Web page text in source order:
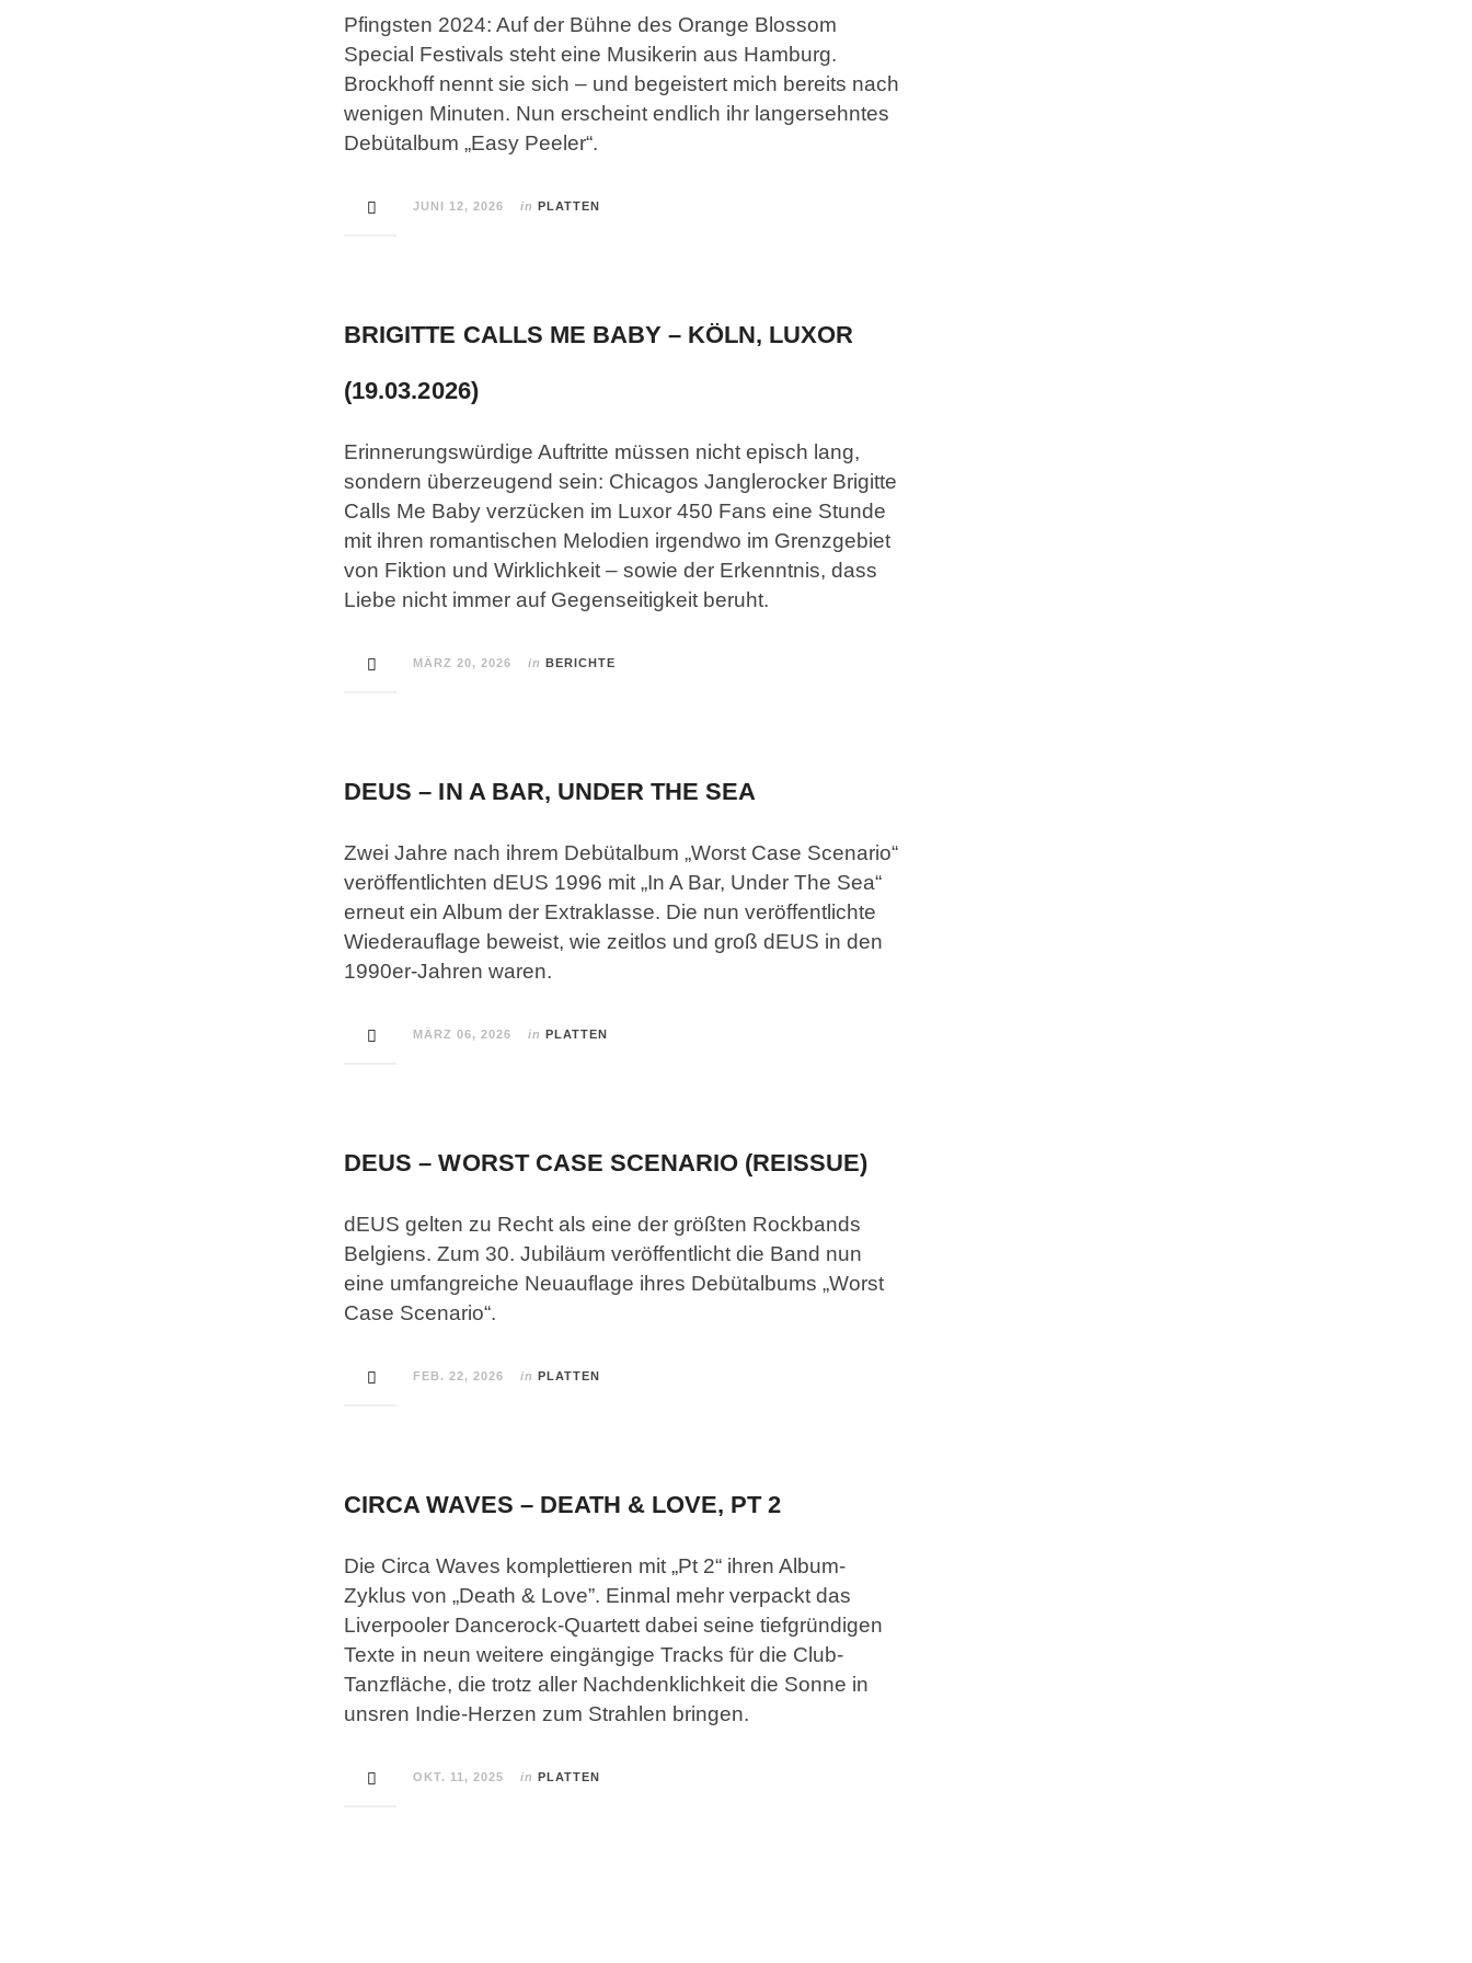
Pfingsten 2024: Auf der Bühne des Orange Blossom
Special Festivals steht eine Musikerin aus Hamburg.
Brockhoff nennt sie sich – und begeistert mich bereits nach
wenigen Minuten. Nun erscheint endlich ihr langersehntes
Debütalbum „Easy Peeler“.
JUNI 12, 2026 in PLATTEN
BRIGITTE CALLS ME BABY – KÖLN, LUXOR
(19.03.2026)
Erinnerungswürdige Auftritte müssen nicht episch lang,
sondern überzeugend sein: Chicagos Janglerocker Brigitte
Calls Me Baby verzücken im Luxor 450 Fans eine Stunde
mit ihren romantischen Melodien irgendwo im Grenzgebiet
von Fiktion und Wirklichkeit – sowie der Erkenntnis, dass
Liebe nicht immer auf Gegenseitigkeit beruht.
MÄRZ 20, 2026 in BERICHTE
DEUS – IN A BAR, UNDER THE SEA
Zwei Jahre nach ihrem Debütalbum „Worst Case Scenario“
veröffentlichten dEUS 1996 mit „In A Bar, Under The Sea“
erneut ein Album der Extraklasse. Die nun veröffentlichte
Wiederauflage beweist, wie zeitlos und groß dEUS in den
1990er-Jahren waren.
MÄRZ 06, 2026 in PLATTEN
DEUS – WORST CASE SCENARIO (REISSUE)
dEUS gelten zu Recht als eine der größten Rockbands
Belgiens. Zum 30. Jubiläum veröffentlicht die Band nun
eine umfangreiche Neuauflage ihres Debütalbums „Worst
Case Scenario“.
FEB. 22, 2026 in PLATTEN
CIRCA WAVES – DEATH & LOVE, PT 2
Die Circa Waves komplettieren mit „Pt 2“ ihren Album-
Zyklus von „Death & Love”. Einmal mehr verpackt das
Liverpooler Dancerock-Quartett dabei seine tiefgründigen
Texte in neun weitere eingängige Tracks für die Club-
Tanzfläche, die trotz aller Nachdenklichkeit die Sonne in
unsren Indie-Herzen zum Strahlen bringen.
OKT. 11, 2025 in PLATTEN